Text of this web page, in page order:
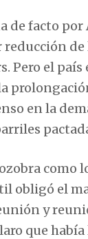
de facto
Pero el
en la
como
obligó el
y
que